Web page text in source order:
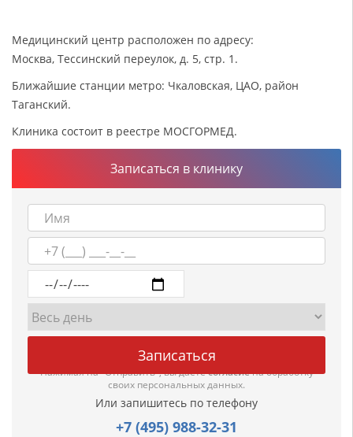
Медицинский центр расположен по адресу:
Москва, Тессинский переулок, д. 5, стр. 1.
Ближайшие станции метро: Чкаловская, ЦАО, район
Таганский.
Клиника состоит в реестре МОСГОРМЕД.
Записаться в клинику
Нажимая на "Отправить", вы даетесогласиена обработку
своих персональных данных.
Или запишитесь по телефону
+7 (495) 988-32-31